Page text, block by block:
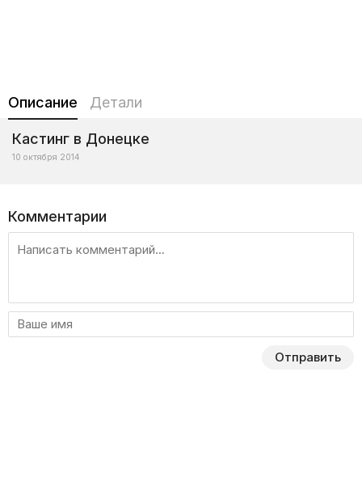
Описание Детали
Кастинг в Донецке
10 октября 2014
Комментарии
Отправить